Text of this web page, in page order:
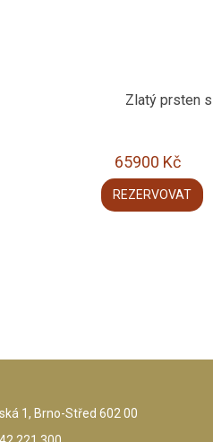
Zlatý prsten
65900 Kč
REZERVOVAT
1, Brno-Střed 602 00